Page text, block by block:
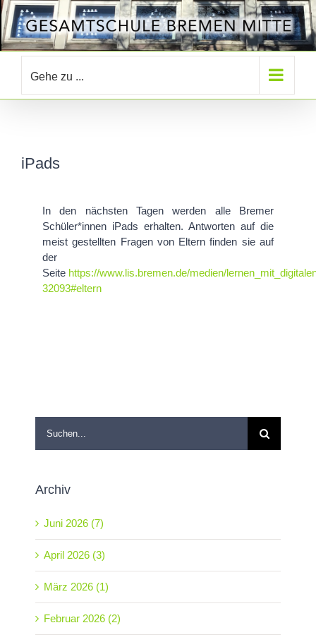
Zum
Inhalt
springen
Gehe zu ...
iPads
In den nächsten Tagen werden alle Bremer
Schüler*innen iPads erhalten. Antworten auf die
meist gestellten Fragen von Eltern finden sie auf
der
Seite https://www.lis.bremen.de/medien/
32093#eltern
Archiv
Juni 2026 (7)
April 2026 (3)
März 2026 (1)
Februar 2026 (2)